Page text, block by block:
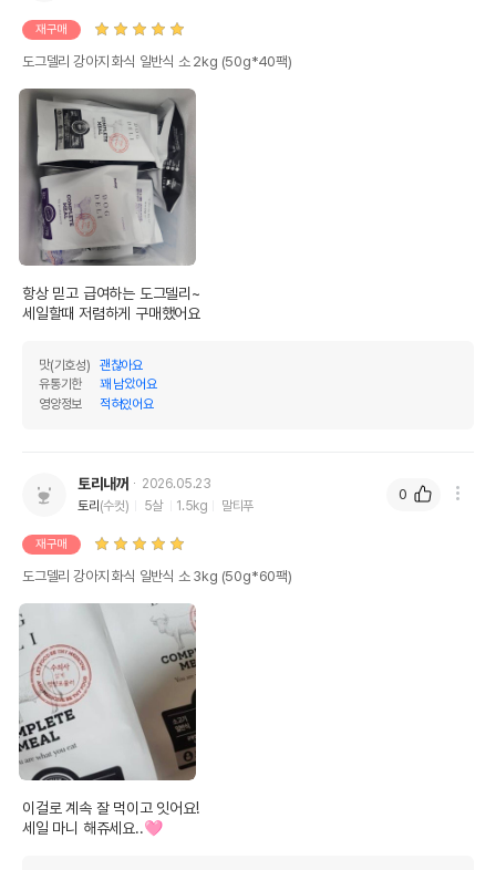
재구매
도그델리 강아지 화식 일반식 소 2kg (50g*40팩)
항상 믿고 급여하는 도그델리~
세일할때 저렴하게 구매했어요
맛(기호성)
괜찮아요
유통기한
꽤 남았어요
영양정보
적혀있어요
토리내꺼
2026.05.23
토리(수컷) 5살 1.5kg 말티푸
재구매
도그델리 강아지 화식 일반식 소 3kg (50g*60팩)
이걸로 계속 잘 먹이고 잇어요!
세일 마니 해쥬세요..🩷
0